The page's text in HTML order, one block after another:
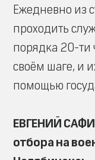
Ежедневно из
проходить
порядка 20-ти
своём шаге, и
помощью
ЕВГЕНИЙ
отбора на